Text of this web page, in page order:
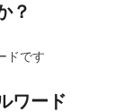
？
ドです
ワード